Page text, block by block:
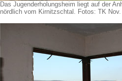
Das Jugenderholungsheim liegt auf der
nördlich vom Kirnitzschtal. Fotos: TK Nov.